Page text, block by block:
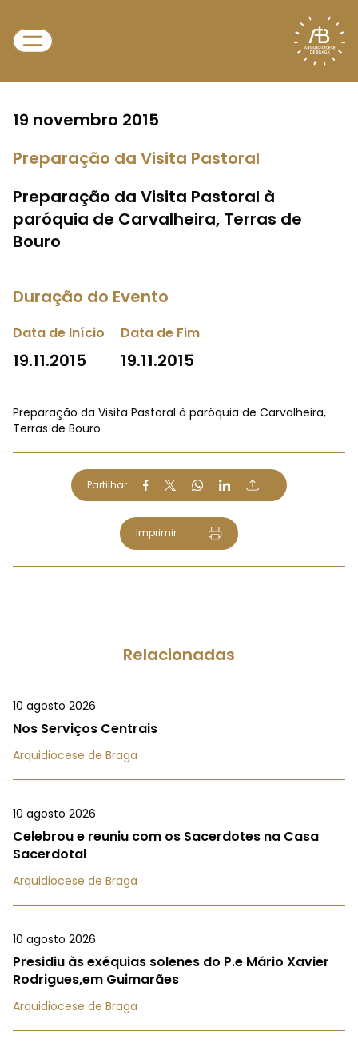
19 novembro 2015
Preparação da Visita Pastoral
Preparação da Visita Pastoral à
paróquia de Carvalheira, Terras de
Bouro
Duração do Evento
Data de Início
19.11.2015
Data de Fim
19.11.2015
Preparação da Visita Pastoral à paróquia de Carvalheira,
Terras de Bouro
Partilhar
Imprimir
Relacionadas
10 agosto 2026
Nos Serviços Centrais
Arquidiocese de Braga
10 agosto 2026
Celebrou e reuniu com os Sacerdotes na Casa
Sacerdotal
Arquidiocese de Braga
10 agosto 2026
Presidiu às exéquias solenes do P.e Mário Xavier
Rodrigues,em Guimarães
Arquidiocese de Braga